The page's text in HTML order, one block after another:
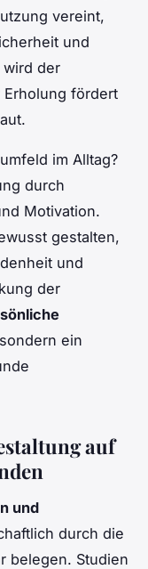
vereint,
und
wird der
Erholung fördert
im Alltag?
durch
Motivation.
gestalten,
und
der
ein
auf
und
durch die
belegen. Studien